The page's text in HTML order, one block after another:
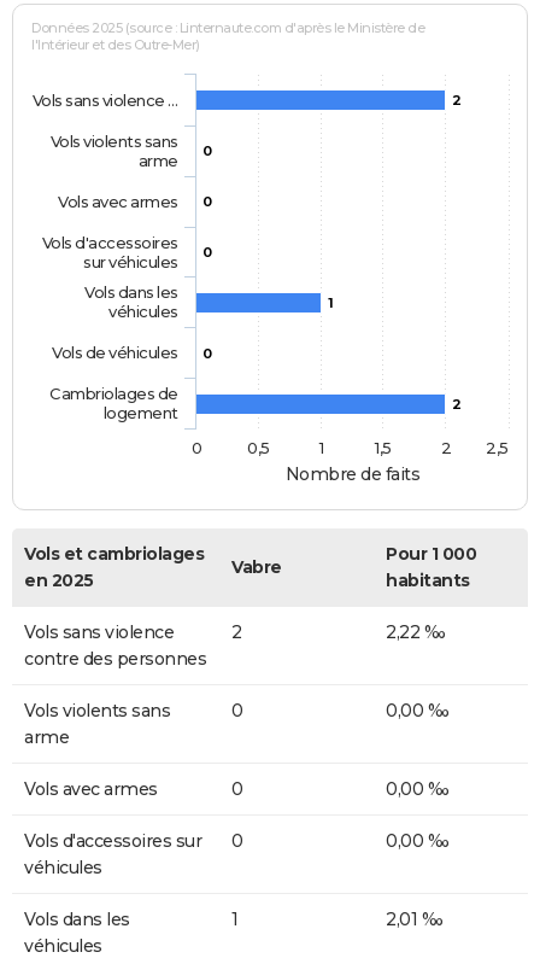
Nombre de faits
Données 2025 (source : Linternaute.com d'après le Ministère de
l'Intérieur et des Outre-Mer)
2
0
0
0
1
0
2
Vols sans violence …
Vols violents sans
arme
Vols avec armes
Vols d'accessoires
sur véhicules
Vols dans les
véhicules
Vols de véhicules
Cambriolages de
logement
0
0,5 1 1,5 2 2,5
Vols et cambriolages
en 2025
Vabre
Pour 1 000
habitants
Vols sans violence
contre des personnes
2 2,22 ‰
Vols violents sans
arme
0 0,00 ‰
Vols avec armes 0 0,00 ‰
Vols d'accessoires sur
véhicules
0 0,00 ‰
Vols dans les
véhicules
1 2,01 ‰